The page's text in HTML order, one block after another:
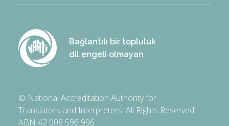
Bağlantılı bir topluluk
dil engeli olmayan
© National Accreditation Authority for
Translators and Interpreters. All Rights Reserved
ABN 42 008 596 996